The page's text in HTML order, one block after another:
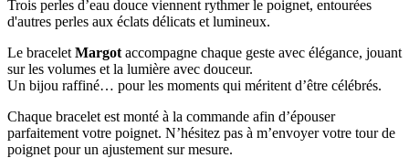
Trois perles d’eau douce viennent rythmer le poignet, entourées
d'autres perles aux éclats délicats et lumineux.
Le bracelet Margot accompagne chaque geste avec élégance, jouant
sur les volumes et la lumière avec douceur.
Un bijou raffiné… pour les moments qui méritent d’être célébrés.
Chaque bracelet est monté à la commande afin d’épouser
parfaitement votre poignet. N’hésitez pas à m’envoyer votre tour de
poignet pour un ajustement sur mesure.